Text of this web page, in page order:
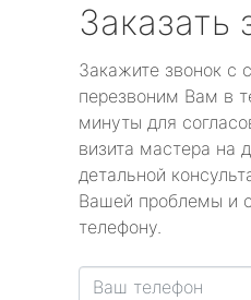
Заказать
Закажите звонок с
перезвоним Вам в
минуты для
визита мастера на
детальной
Вашей проблемы и
телефону.